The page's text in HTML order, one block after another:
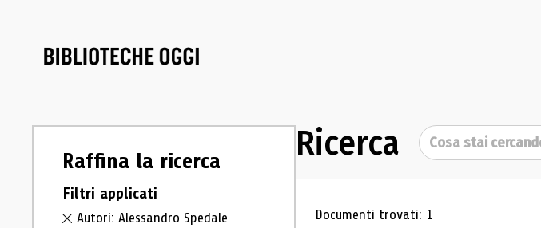
Raffina la ricerca
Filtri applicati
Autori: Alessandro Spedale
Ricerca Cerca
Risultati di ricerca
Documenti trovati: 1